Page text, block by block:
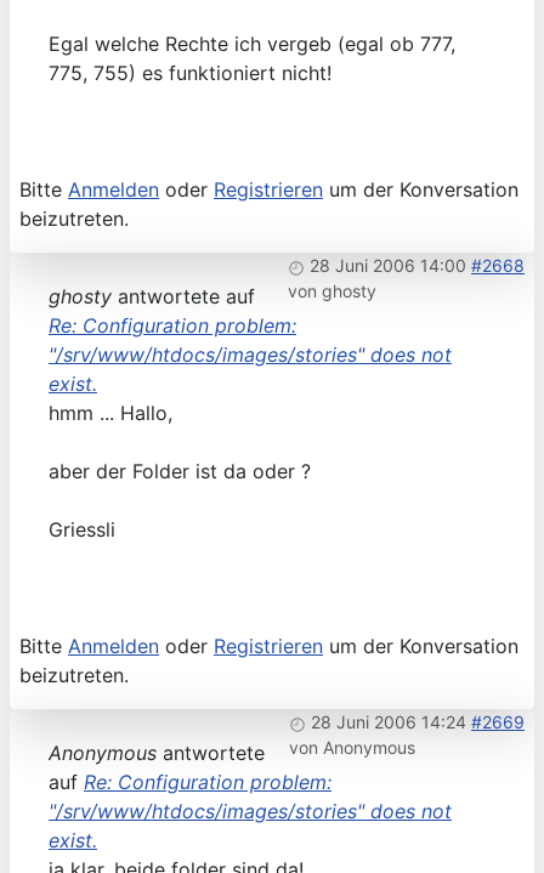
Egal welche Rechte ich vergeb (egal ob 777,
775, 755) es funktioniert nicht!
Bitte Anmelden oder Registrieren um der Konversation
beizutreten.
28 Juni 2006 14:00 #2668
von ghosty
ghosty antwortete auf
Re: Configuration problem:
"/srv/www/htdocs/images/stories" does not
exist.
hmm ... Hallo,
aber der Folder ist da oder ?
Griessli
Bitte Anmelden oder Registrieren um der Konversation
beizutreten.
28 Juni 2006 14:24 #2669
von Anonymous
Anonymous antwortete
auf Re: Configuration problem:
"/srv/www/htdocs/images/stories" does not
exist.